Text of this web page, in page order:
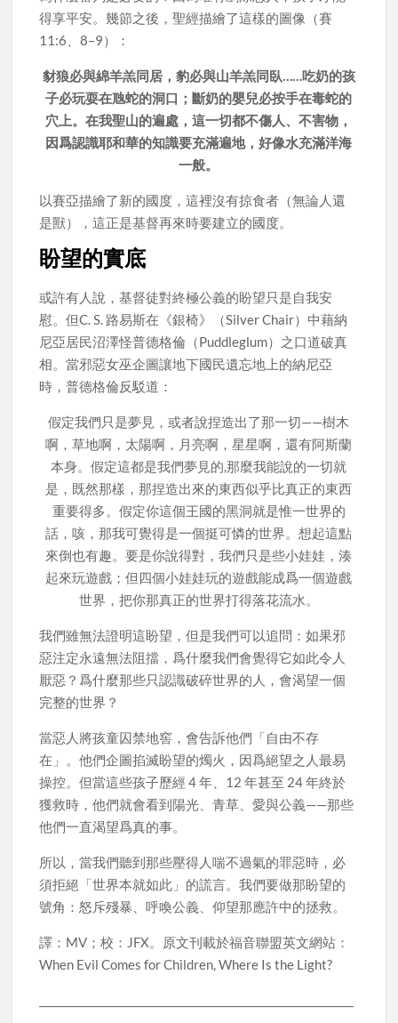
得享平安。幾節之後，聖經描繪了這樣的圖像（賽
11:6、8–9）：
豺狼必與綿羊羔同居，豹必與山羊羔同臥……吃奶的孩
子必玩耍在虺蛇的洞口；斷奶的嬰兒必按手在毒蛇的
穴上。在我聖山的遍處，這一切都不傷人、不害物，
因爲認識耶和華的知識要充滿遍地，好像水充滿洋海
一般。
以賽亞描繪了新的國度，這裡沒有掠食者（無論人還
是獸），這正是基督再來時要建立的國度。
盼望的實底
或許有人說，基督徒對終極公義的盼望只是自我安
慰。但C. S. 路易斯在《銀椅》（Silver Chair）中藉納
尼亞居民沼澤怪普德格倫（Puddleglum）之口道破真
相。當邪惡女巫企圖讓地下國民遺忘地上的納尼亞
時，普德格倫反駁道：
假定我們只是夢見，或者說捏造出了那一切——樹木
啊，草地啊，太陽啊，月亮啊，星星啊，還有阿斯蘭
本身。假定這都是我們夢見的,那麼我能說的一切就
是，既然那樣，那捏造出來的東西似乎比真正的東西
重要得多。假定你這個王國的黑洞就是惟一世界的
話，咳，那我可覺得是一個挺可憐的世界。想起這點
來倒也有趣。要是你說得對，我們只是些小娃娃，湊
起來玩遊戲；但四個小娃娃玩的遊戲能成爲一個遊戲
世界，把你那真正的世界打得落花流水。
我們雖無法證明這盼望，但是我們可以追問：如果邪
惡注定永遠無法阻擋，爲什麼我們會覺得它如此令人
厭惡？爲什麼那些只認識破碎世界的人，會渴望一個
完整的世界？
當惡人將孩童囚禁地窖，會告訴他們「自由不存
在」。他們企圖掐滅盼望的燭火，因爲絕望之人最易
操控。但當這些孩子歷經 4 年、12 年甚至 24 年終於
獲救時，他們就會看到陽光、青草、愛與公義——那些
他們一直渴望爲真的事。
所以，當我們聽到那些壓得人喘不過氣的罪惡時，必
須拒絕「世界本就如此」的謊言。我們要做那盼望的
號角：怒斥殘暴、呼喚公義、仰望那應許中的拯救。
譯：MV；校：JFX。原文刊載於福音聯盟英文網站：
When Evil Comes for Children, Where Is the Light?